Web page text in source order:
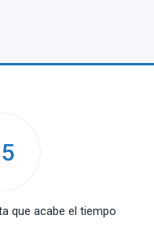
que acabe el tiempo